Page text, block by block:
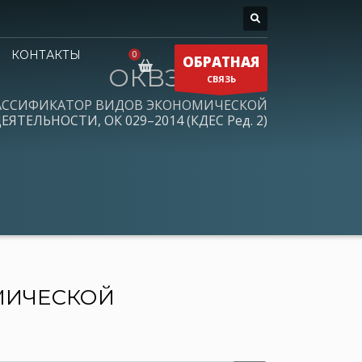
КОНТАКТЫ ОБРАТНАЯ
СВЯЗЬ
ОКВЭД 2026
ВИДОВ ЭКОНОМИЧЕСКОЙ
ОК 029–2014 (КДЕС Ред. 2)